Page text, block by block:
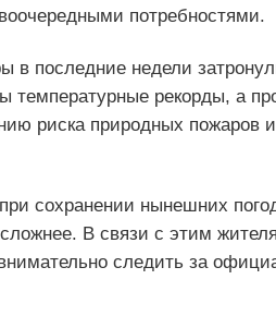
потребностями.
в последние недели
температурные рекорды, а
риска природных пожаров
сохранении нынешних
В связи с этим
следить за